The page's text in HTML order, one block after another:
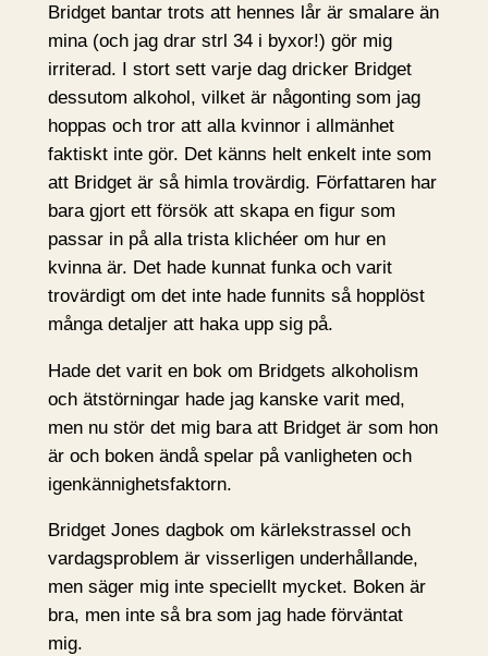
Bridget bantar trots att hennes lår är smalare än
mina (och jag drar strl 34 i byxor!) gör mig
irriterad. I stort sett varje dag dricker Bridget
dessutom alkohol, vilket är någonting som jag
hoppas och tror att alla kvinnor i allmänhet
faktiskt inte gör. Det känns helt enkelt inte som
att Bridget är så himla trovärdig. Författaren har
bara gjort ett försök att skapa en figur som
passar in på alla trista klichéer om hur en
kvinna är. Det hade kunnat funka och varit
trovärdigt om det inte hade funnits så hopplöst
många detaljer att haka upp sig på.
Hade det varit en bok om Bridgets alkoholism
och ätstörningar hade jag kanske varit med,
men nu stör det mig bara att Bridget är som hon
är och boken ändå spelar på vanligheten och
igenkännighetsfaktorn.
Bridget Jones dagbok om kärlekstrassel och
vardagsproblem är visserligen underhållande,
men säger mig inte speciellt mycket. Boken är
bra, men inte så bra som jag hade förväntat
mig.